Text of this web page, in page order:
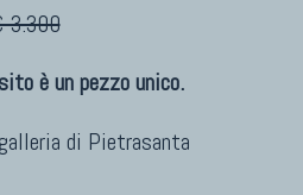
3.300
è un pezzo unico.
di Pietrasanta